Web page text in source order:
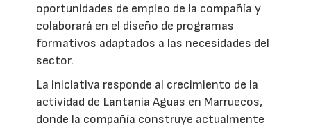
oportunidades de empleo de la compañía y
colaborará en el diseño de programas
formativos adaptados a las necesidades del
sector.
La iniciativa responde al crecimiento de la
actividad de Lantania Aguas en Marruecos,
donde la compañía construye actualmente